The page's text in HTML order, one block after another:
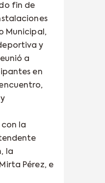
fin de
Municipal,
y
a
en
la
la
Pérez, e